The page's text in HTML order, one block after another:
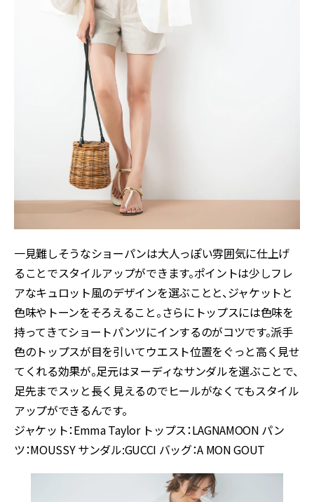
一見難しそうなショーパンは大人っぽい雰囲気に仕上げ
ることでスタイルアップができます。ポイントは少しフレ
アなキュロット風のデザインを選ぶことと、ジャケットと
色味やトーンをそろえること。さらにトップスには色味を
持ってきてショートパンツにインするのがコツです。派手
色のトップスが目を引いてウエスト位置をぐっと高く見せ
てくれる効果が。足元はヌーディなサンダルを選ぶことで、
足先までスッと長く見えるのでヒールがなくてもスタイル
アップができるんです。
ジャケット：Emma Taylor トップス：LAGNAMOON パン
ツ：MOUSSY サンダル:GUCCI バッグ：A MON GOUT